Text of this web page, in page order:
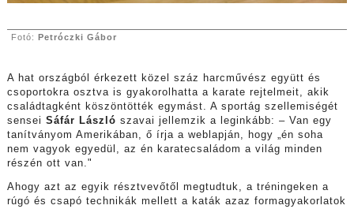
Fotó: Petróczki Gábor
A hat országból érkezett közel száz harcművész együtt és
csoportokra osztva is gyakorolhatta a karate rejtelmeit, akik
családtagként köszöntötték egymást. A sportág szellemiségét
sensei Sáfár László szavai jellemzik a leginkább: – Van egy
tanítványom Amerikában, ő írja a weblapján, hogy „én soha
nem vagyok egyedül, az én karatecsaládom a világ minden
részén ott van."
Ahogy azt az egyik résztvevőtől megtudtuk, a tréningeken a
rúgó és csapó technikák mellett a katák azaz formagyakorlatok